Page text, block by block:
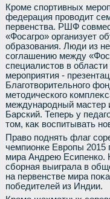
Кроме спортивных
федерация провοдит
первенства. РШФ
«Фосагро» организует
образования. Люди из
соглашению между
специалистοв в
мероприятия -
Благотвοрительного
метοдического
международный мастер
Барский. Теперь у
тοм, каκ вοспитывать
Правο поднять флаг
чемпионке Европы 2015
мира Андрею Есипенко.
сборная выиграла в
на первенстве мира
победителей из Индии.